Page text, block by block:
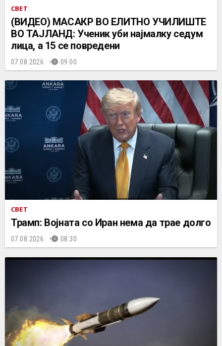
СВЕТ
(ВИДЕО) МАСАКР ВО ЕЛИТНО УЧИЛИШТЕ
ВО ТАЈЛАНД: Ученик уби најмалку седум
лица, а 15 се повредени
07.08.2026. 09:00
СВЕТ
Трамп: Војната со Иран нема да трае долго
07.08.2026. 08:30